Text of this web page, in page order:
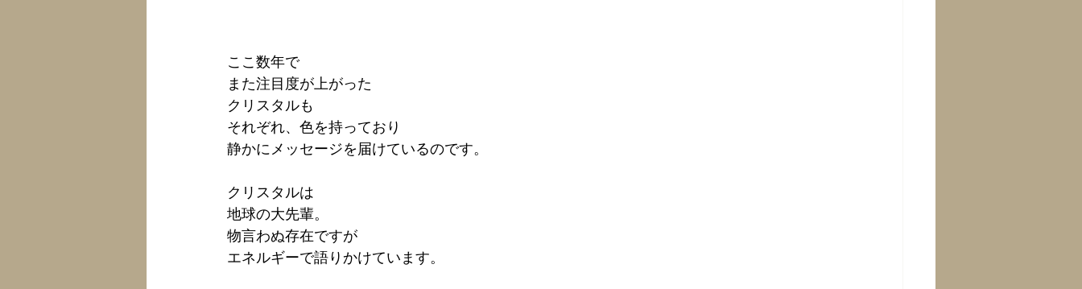
ここ数年で
また注目度が上がった
クリスタルも
それぞれ、色を持っており
静かにメッセージを届けているのです。
クリスタルは
地球の大先輩。
物言わぬ存在ですが
エネルギーで語りかけています。